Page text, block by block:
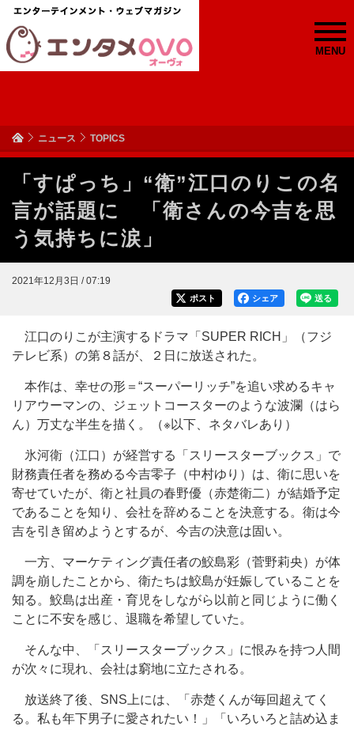
MENU
ニュース TOPICS
「すぱっち」“衛”江口のりこの名
言が話題に 「衛さんの今吉を思
う気持ちに涙」
2021年12月3日 / 07:19
送る
シェア
ポスト
江口のりこが主演するドラマ「SUPER RICH」（フジ
テレビ系）の第８話が、２日に放送された。
本作は、幸せの形＝“スーパーリッチ”を追い求めるキャ
リアウーマンの、ジェットコースターのような波瀾（はら
ん）万丈な半生を描く。（※以下、ネタバレあり）
氷河衛（江口）が経営する「スリースターブックス」で
財務責任者を務める今吉零子（中村ゆり）は、衛に思いを
寄せていたが、衛と社員の春野優（赤楚衛二）が結婚予定
であることを知り、会社を辞めることを決意する。衛は今
吉を引き留めようとするが、今吉の決意は固い。
一方、マーケティング責任者の鮫島彩（菅野莉央）が体
調を崩したことから、衛たちは鮫島が妊娠していることを
知る。鮫島は出産・育児をしながら以前と同じように働く
ことに不安を感じ、退職を希望していた。
そんな中、「スリースターブックス」に恨みを持つ人間
が次々に現れ、会社は窮地に立たされる。
放送終了後、SNS上には、「赤楚くんが毎回超えてく
る。私も年下男子に愛されたい！」「いろいろと詰め込ま